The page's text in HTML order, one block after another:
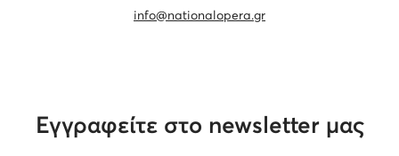
info@nationalopera.gr
Εγγραφείτε στο newsletter μας